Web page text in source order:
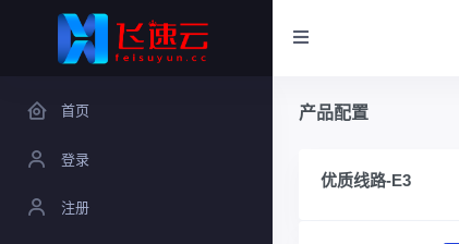
首页
登录
注册
产品配置
优质线路-E3